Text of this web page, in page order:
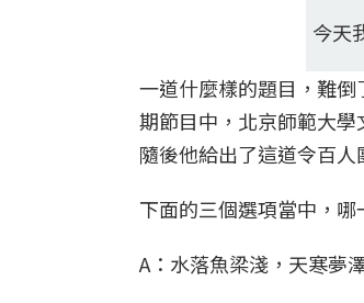
今天
一道什麼樣的題目，難
期節目中，北京師範大
隨後他給出了這道令百人
下面的三個選項當中，
A：水落魚梁淺，天寒夢